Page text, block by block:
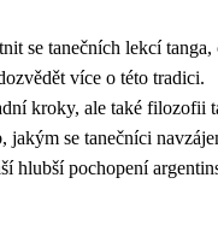
se tanečních lekcí tanga,
více o této tradici.
kroky, ale také filozofii
jakým se tanečníci
hlubší pochopení